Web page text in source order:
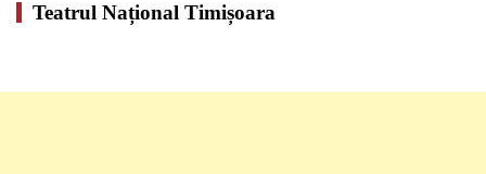
Teatrul Național Timișoara